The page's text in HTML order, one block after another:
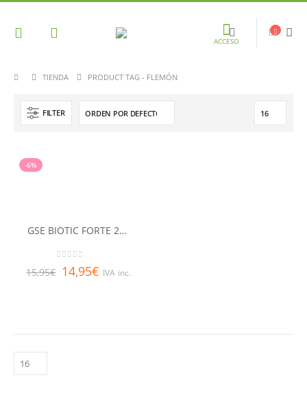
ACCESO
TIENDA PRODUCT TAG - FLEMÓN
FILTER
-6%
GSE BIOTIC FORTE 24 COMP
15,95€ 14,95€ IVA inc.